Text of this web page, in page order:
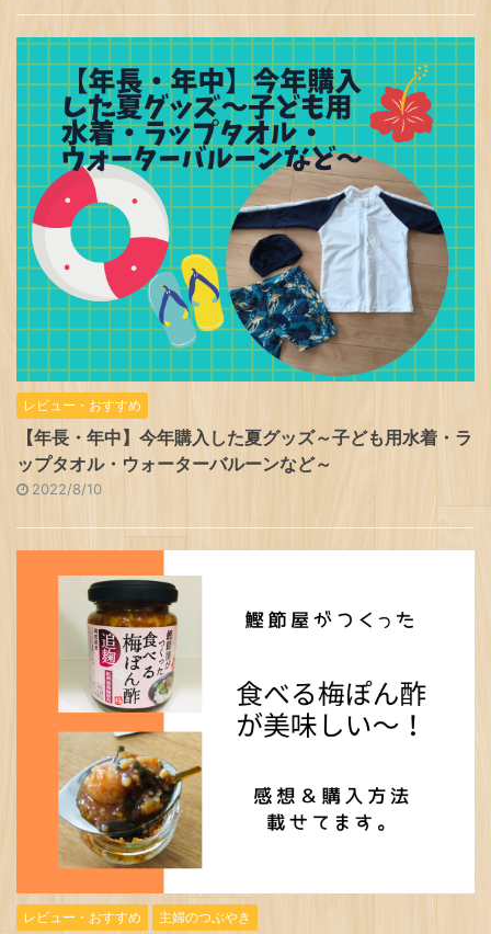
レビュー・おすすめ
【年長・年中】今年購入した夏グッズ～子ども用水着・ラ
ップタオル・ウォーターバルーンなど～
2022/8/10
レビュー・おすすめ 主婦のつぶやき